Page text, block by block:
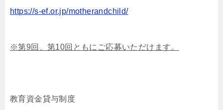
https://s-ef.or.jp/motherandchild/
※第9回、第10回ともにご応募いただけます。
教育資金貸与制度